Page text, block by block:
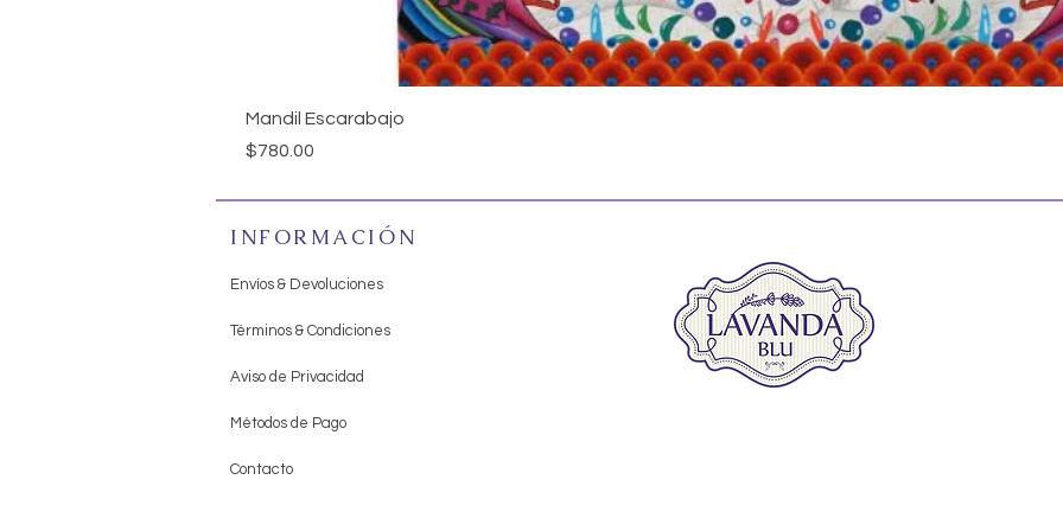
Mandil Escarabajo
Precio
$780.00
INFORMACIÓN
Envíos & Devoluciones
Términos & Condiciones
Aviso de Privacidad
Métodos de Pago
Contacto